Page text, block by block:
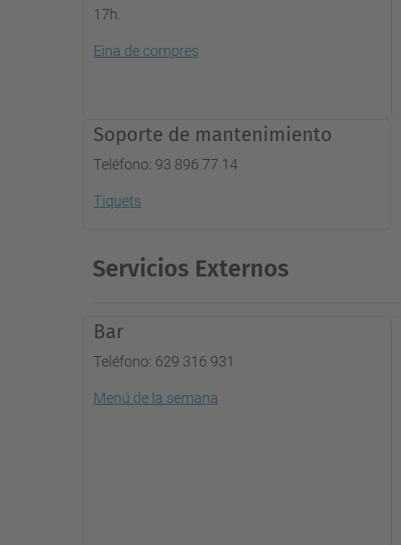
17h.
Eina de compres
Soporte de mantenimiento
Teléfono: 93 896 77 14
Tiquets
Servicios Externos
Bar
Teléfono: 629 316 931
Menú de la semana